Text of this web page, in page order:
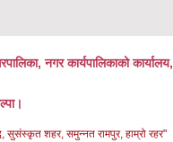
नगर कार्यपालिकाको कार्यालय,
सुसंस्कृत शहर, समुन्नत रामपुर, हाम्रो रहर"